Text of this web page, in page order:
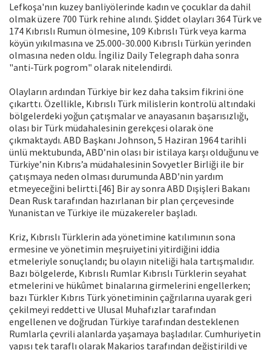
Lefkoşa'nın kuzey banliyölerinde kadın ve çocuklar da dahil
olmak üzere 700 Türk rehine alındı. Şiddet olayları 364 Türk ve
174 Kıbrıslı Rumun ölmesine, 109 Kıbrıslı Türk veya karma
köyün yıkılmasına ve 25.000-30.000 Kıbrıslı Türkün yerinden
olmasına neden oldu. İngiliz Daily Telegraph daha sonra
"anti-Türk pogrom" olarak nitelendirdi.
Olayların ardından Türkiye bir kez daha taksim fikrini öne
çıkarttı. Özellikle, Kıbrıslı Türk milislerin kontrolü altındaki
bölgelerdeki yoğun çatışmalar ve anayasanın başarısızlığı,
olası bir Türk müdahalesinin gerekçesi olarak öne
çıkmaktaydı. ABD Başkanı Johnson, 5 Haziran 1964 tarihli
ünlü mektubunda, ABD’nin olası bir istilaya karşı olduğunu ve
Türkiye’nin Kıbrıs’a müdahalesinin Sovyetler Birliği ile bir
çatışmaya neden olması durumunda ABD'nin yardım
etmeyeceğini belirtti.[46] Bir ay sonra ABD Dışişleri Bakanı
Dean Rusk tarafından hazırlanan bir plan çerçevesinde
Yunanistan ve Türkiye ile müzakereler başladı.
Kriz, Kıbrıslı Türklerin ada yönetimine katılımının sona
ermesine ve yönetimin meşruiyetini yitirdiğini iddia
etmeleriyle sonuçlandı; bu olayın niteliği hala tartışmalıdır.
Bazı bölgelerde, Kıbrıslı Rumlar Kıbrıslı Türklerin seyahat
etmelerini ve hükûmet binalarına girmelerini engellerken;
bazı Türkler Kıbrıs Türk yönetiminin çağrılarına uyarak geri
çekilmeyi reddetti ve Ulusal Muhafızlar tarafından
engellenen ve doğrudan Türkiye tarafından desteklenen
Rumlarla çevrili alanlarda yaşamaya başladılar. Cumhuriyetin
yapısı tek taraflı olarak Makarios tarafından değiştirildi ve